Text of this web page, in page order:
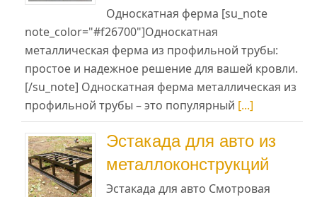
Односкатная ферма [su_note
note_color="#f26700"]Односкатная
металлическая ферма из профильной трубы:
простое и надежное решение для вашей кровли.
[/su_note] Односкатная ферма металлическая из
профильной трубы – это популярный [...]
Эстакада для авто из
металлоконструкций
Эстакада для авто Смотровая